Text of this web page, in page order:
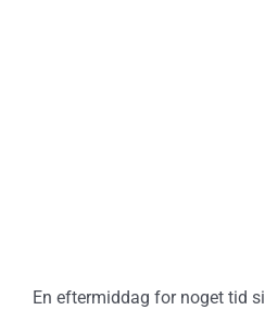
En eftermiddag for noget tid